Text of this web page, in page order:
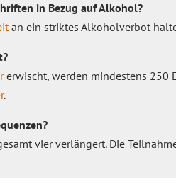
in Bezug auf Alkohol?
an ein striktes Alkoholverbot
erwischt, werden mindestens 250
.
vier verlängert. Die